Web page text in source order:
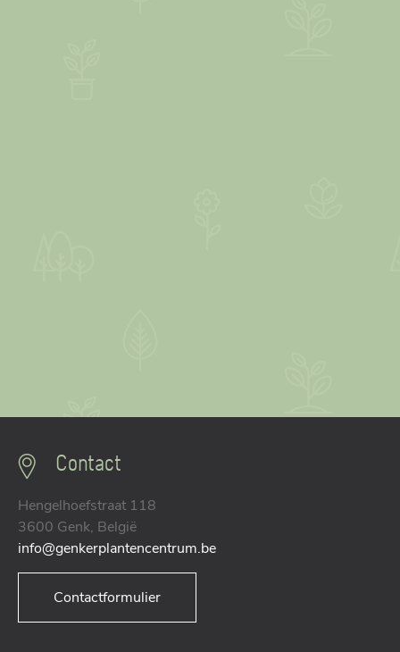
Contact
Hengelhoefstraat 118
3600 Genk, België
info@genkerplantencentrum.be
Contactformulier